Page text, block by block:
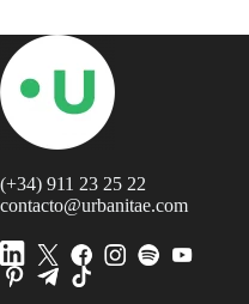
(+34) 911 23 25 22
contacto@urbanitae.com